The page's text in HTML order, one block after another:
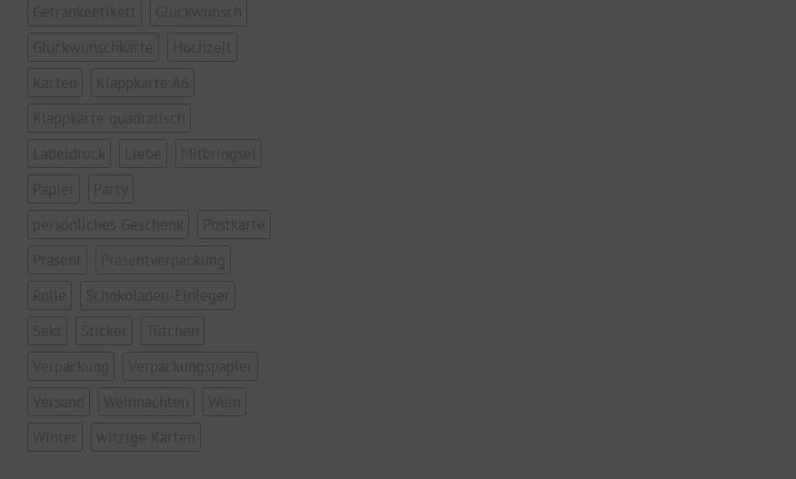
Getränkeetikett
Glückwunsch
Glückwunschkarte
Hochzeit
Karten
Klappkarte A6
Klappkarte quadratisch
Labeldruck
Liebe
Mitbringsel
Papier
Party
persönliches Geschenk
Postkarte
Präsent
Präsentverpackung
Rolle
Schokoladen-Einleger
Sekt
Sticker
Tütchen
Verpackung
Verpackungspapier
Versand
Weihnachten
Wein
Winter
witzige Karten